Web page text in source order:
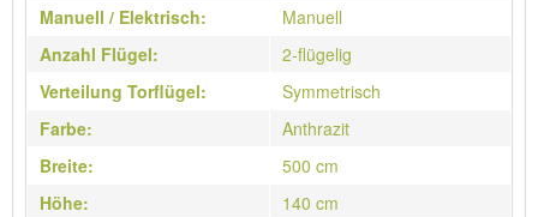
Manuell / Elektrisch:
Manuell
Anzahl Flügel:
2-flügelig
Verteilung Torflügel:
Symmetrisch
Farbe:
Anthrazit
Breite:
500 cm
Höhe:
140 cm